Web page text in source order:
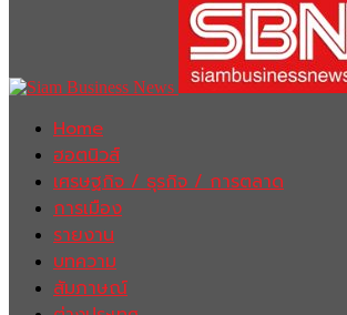
Home
ฮอตนิวส์
เศรษฐกิจ / ธุรกิจ / การตลาด
การเมือง
รายงาน
บทความ
สัมภาษณ์